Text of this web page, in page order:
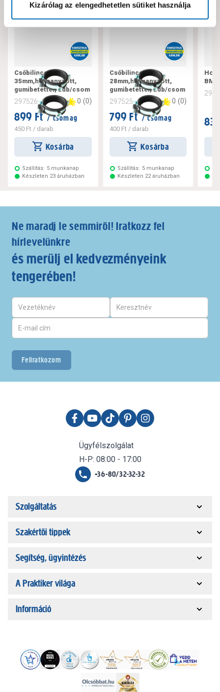
Kizárólag az elengedhetetlen sütiket használja
Csőbilincs 32-
35mm,horganyzott,
gumibetéttel, 2db/csom
297526 0 (0)
899 Ft / csomag
450 Ft / darab
Kosárba
Szállítás: 5 munkanap
Készleten 23 áruházban
Csőbilincs 26-
28mm,horganyzott,
gumibetéttel, 2db/csom
297525 0 (0)
799 Ft / csomag
400 Ft/ darab
Kosárba
Szállítás: 5 munkanap
Készleten 22 áruházban
BM
Ne maradj le semmiről! Iratkozz fel
hírlevelünkre
és merülj el kedvezményeink
tengerében!
Feliratkozom
Ügyfélszolgálat
H-P: 08:00 - 17:00
+36-80/32-32-32
Szolgáltatás
Szakértői tippek
Segítség, ügyintézés
A Praktiker világa
Információ